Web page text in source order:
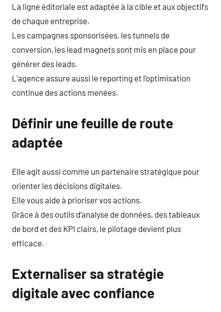
La ligne éditoriale est adaptée à la cible et aux objectifs
de chaque entreprise.
Les campagnes sponsorisées, les tunnels de
conversion, les lead magnets sont mis en place pour
générer des leads.
L’agence assure aussi le reporting et l’optimisation
continue des actions menées.
Définir une feuille de route
adaptée
Elle agit aussi comme un partenaire stratégique pour
orienter les décisions digitales.
Elle vous aide à prioriser vos actions.
Grâce à des outils d’analyse de données, des tableaux
de bord et des KPI clairs, le pilotage devient plus
efficace.
Externaliser sa stratégie
digitale avec confiance